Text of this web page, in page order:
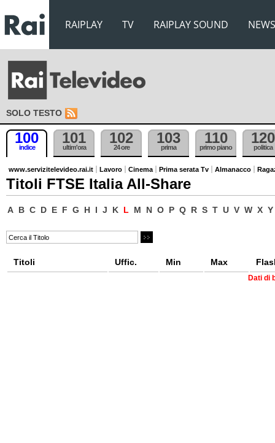
RAIPLAY TV RAIPLAY SOUND NEWS
SOLO TESTO
100
indice
101
ultim'ora
102
24 ore
103
prima
110
primo piano
120
politica
www.servizitelevideo.rai.it Lavoro Cinema Prima serata Tv Almanacco
Titoli FTSE Italia All-Share
A B C D E F G H I J K L M N O P Q R S T U V W X Y
Titoli Uffic. Min Max
Dati di